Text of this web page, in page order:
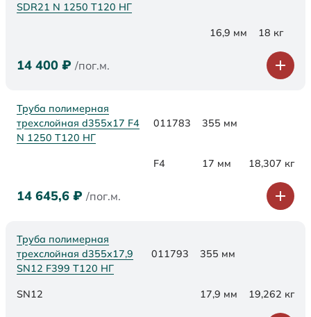
SDR21 N 1250 Т120 НГ
16,9 мм 18 кг
14 400 ₽ /пог.м.
Труба полимерная
трехслойная d355x17 F4
N 1250 Т120 НГ
011783 355 мм
F4 17 мм 18,307 кг
14 645,6 ₽ /пог.м.
Труба полимерная
трехслойная d355х17,9
SN12 F399 Т120 НГ
011793 355 мм
SN12 17,9 мм 19,262 кг